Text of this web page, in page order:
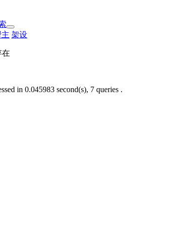
架设
在
in 0.045983 second(s), 7 queries .